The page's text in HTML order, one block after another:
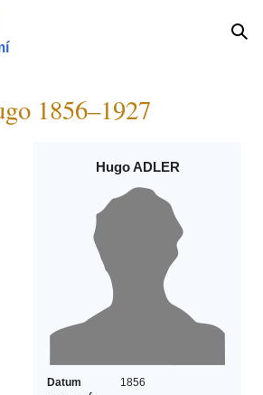
1856–1927
Hugo ADLER
Datum
1856